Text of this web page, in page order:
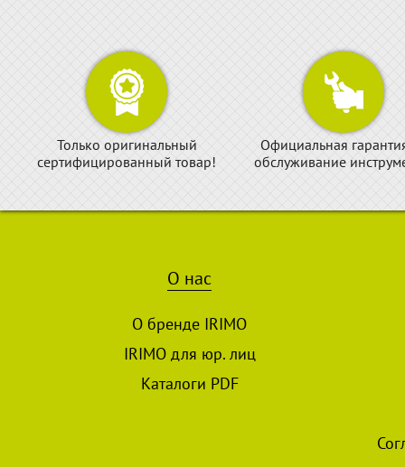
Только оригинальный
сертифицированный товар!
Официальная
обслуживание
О нас
О бренде IRIMO
IRIMO для юр. лиц
Каталоги PDF